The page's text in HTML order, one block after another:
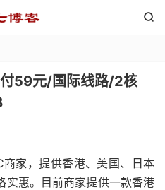

59元/国际线路/2核
家，提供香港、美国、日本
实惠。目前商家提供一款香港